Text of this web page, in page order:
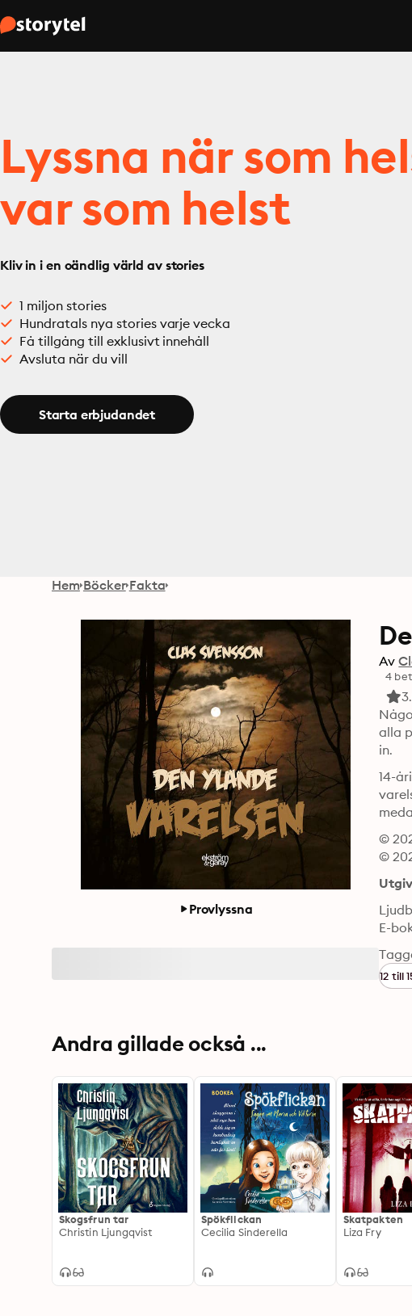
Lyssna när som
var som helst
Kliv in i en oändlig värld av stories
1 miljon stories
Hundratals nya stories varje vecka
Få tillgång till exklusivt innehåll
Avsluta när du vill
Starta erbjudandet
Hem Böcker Fakta
Provlyssna
Av
4
alla
in.
14-
©
©
E-
12 till
Andra gillade också ...
Skogsfrun tar
Christin Ljungqvist
Spökflickan
Cecilia Sinderella
Skatpakten
Liza Fry